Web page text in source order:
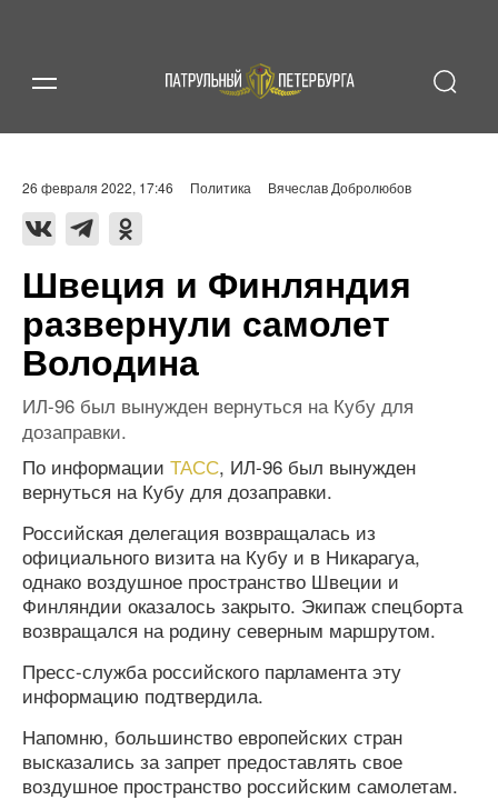
26 февраля 2022, 17:46 Политика Вячеслав Добролюбов
Швеция и Финляндия
развернули самолет
Володина
ИЛ-96 был вынужден вернуться на Кубу для
дозаправки.
По информации ТАСС, ИЛ-96 был вынужден
вернуться на Кубу для дозаправки.
Российская делегация возвращалась из
официального визита на Кубу и в Никарагуа,
однако воздушное пространство Швеции и
Финляндии оказалось закрыто. Экипаж спецборта
возвращался на родину северным маршрутом.
Пресс-служба российского парламента эту
информацию подтвердила.
Напомню, большинство европейских стран
высказались за запрет предоставлять свое
воздушное пространство российским самолетам.